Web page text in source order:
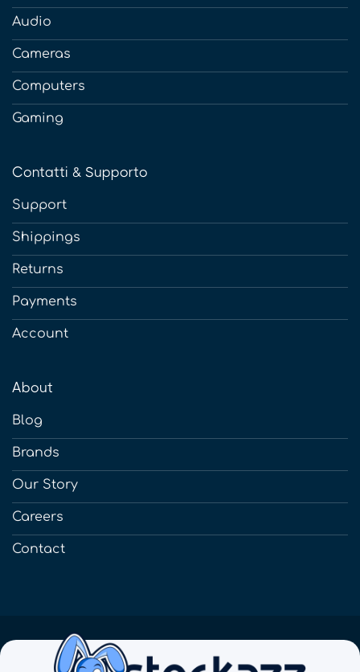
Audio
Cameras
Computers
Gaming
Contatti & Supporto
Support
Shippings
Returns
Payments
Account
About
Blog
Brands
Our Story
Careers
Contact